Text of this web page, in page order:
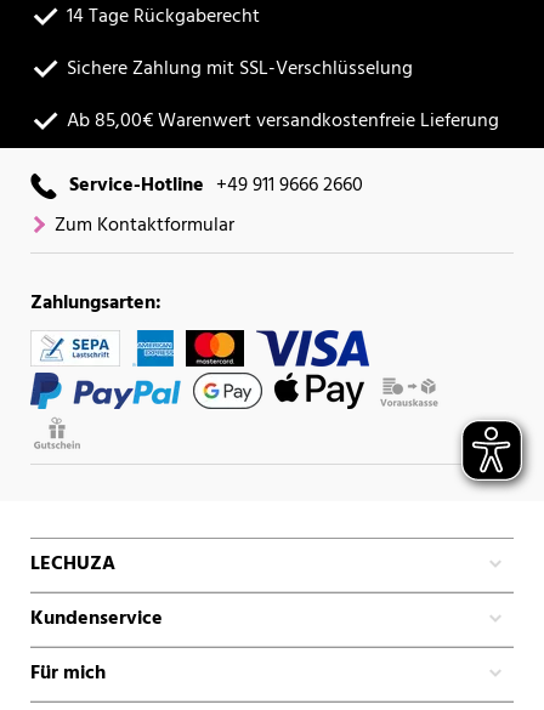
14 Tage Rückgaberecht
Sichere Zahlung mit SSL-Verschlüsselung
Ab 85,00€ Warenwert versandkostenfreie Lieferung
Service-Hotline +49 911 9666 2660
Zum Kontaktformular
Zahlungsarten:
LECHUZA
Kundenservice
Für mich